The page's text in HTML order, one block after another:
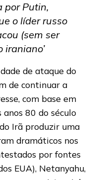
por Putin,
o líder russo
(sem ser
iraniano’
de ataque do
de continuar a
com base em
80 do século
Irã produzir uma
dramáticos nos
por fontes
EUA), Netanyahu,